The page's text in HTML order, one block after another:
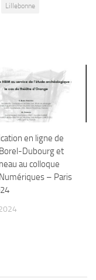
Lillebonne
en ligne de
Dubourg et
au colloque
– Paris